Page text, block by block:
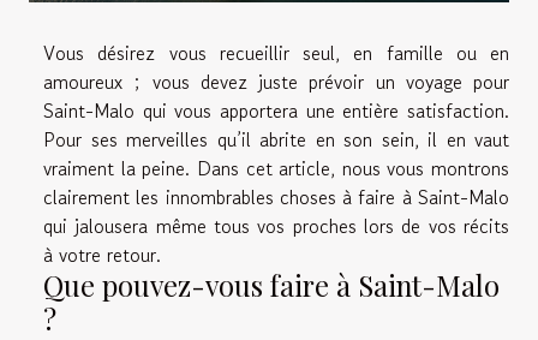
Vous désirez vous recueillir seul, en famille ou en
amoureux ; vous devez juste prévoir un voyage pour
Saint-Malo qui vous apportera une entière satisfaction.
Pour ses merveilles qu’il abrite en son sein, il en vaut
vraiment la peine. Dans cet article, nous vous montrons
clairement les innombrables choses à faire à Saint-Malo
qui jalousera même tous vos proches lors de vos récits
à votre retour.
Que pouvez-vous faire à Saint-Malo
?